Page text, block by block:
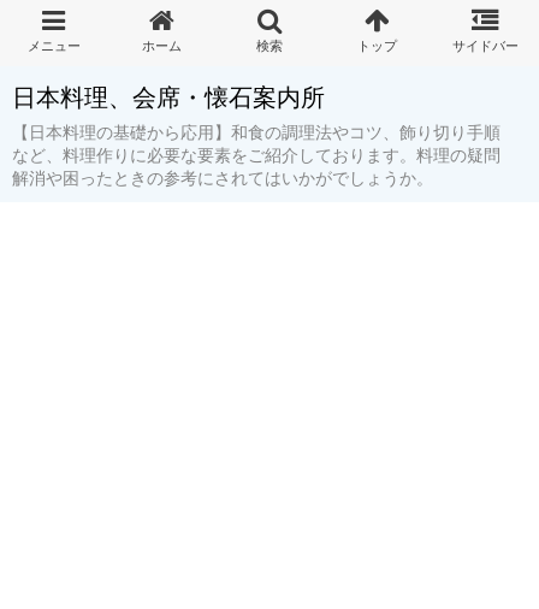
日本料理、会席・懐石案内所
【日本料理の基礎から応用】和食の調理法やコツ、飾り切り手順
など、料理作りに必要な要素をご紹介しております。料理の疑問
解消や困ったときの参考にされてはいかがでしょうか。